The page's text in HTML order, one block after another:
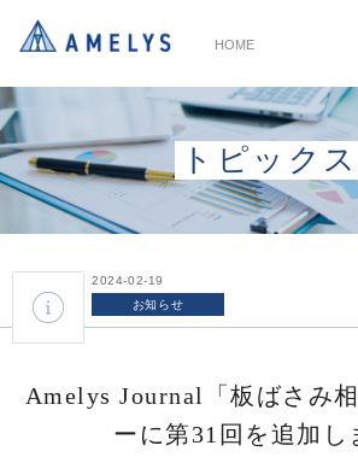
HOME
トピックス
2024-02-19
お知らせ
Amelys Journal「板ばさみ
ーに第31回を追加し